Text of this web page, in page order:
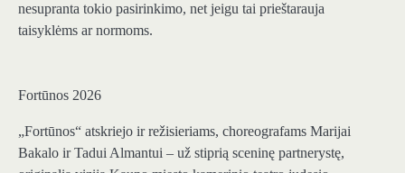
nesupranta tokio pasirinkimo, net jeigu tai prieštarauja
taisyklėms ar normoms.
Fortūnos 2026
„Fortūnos“ atskriejo ir režisieriams, choreografams Marijai
Bakalo ir Tadui Almantui – už stiprią sceninę partnerystę,